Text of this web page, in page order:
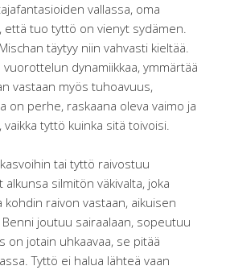
vallassa, oma
että tuo tyttö on vienyt sydämen.
täytyy niin vahvasti kieltää.
dynamiikkaa, ymmärtää
vastaan myös tuhoavuus,
on perhe, raskaana oleva vaimo ja
tyttö kuinka sitä toivoisi.
tai tyttö raivostuu
silmitön väkivalta, joka
raivon vastaan, aikuisen
joutuu sairaalaan, sopeutuu
on jotain uhkaavaa, se pitää
Tyttö ei halua lähteä vaan